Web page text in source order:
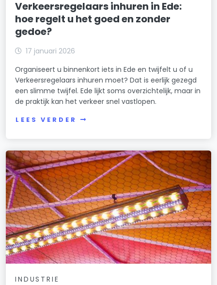
Verkeersregelaars inhuren in Ede:
hoe regelt u het goed en zonder
gedoe?
17 januari 2026
Organiseert u binnenkort iets in Ede en twijfelt u of u
Verkeersregelaars inhuren moet? Dat is eerlijk gezegd
een slimme twijfel. Ede lijkt soms overzichtelijk, maar in
de praktijk kan het verkeer snel vastlopen.
LEES VERDER
INDUSTRIE